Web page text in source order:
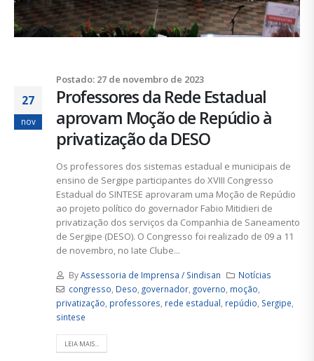
Postado: 27 de novembro de 2023
27
nov
Professores da Rede Estadual
aprovam Moção de Repúdio à
privatização da DESO
Os professores dos sistemas estadual e municipais de
ensino de Sergipe participantes do XVIII Congresso
Estadual do SINTESE aprovaram uma Moção de Repúdio
ao projeto político do governador Fabio Mitidieri de
privatização dos serviços da Companhia de Saneamento
de Sergipe (DESO). O Congresso foi realizado de 09 a 11
de novembro, no Iate Clube...
ByAssessoria de Imprensa / Sindisan
Notícias
congresso, Deso, governador, governo, moção,
privatização, professores, rede estadual, repúdio, Sergipe,
sintese
LEIA MAIS...